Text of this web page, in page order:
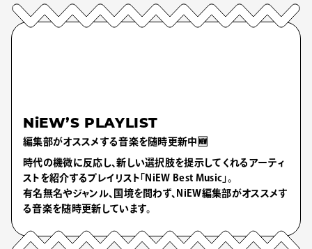
NiEW’S PLAYLIST
編集部がオススメする音楽を随時更新中🆕
時代の機微に反応し、新しい選択肢を提示してくれるアーティ
ストを紹介するプレイリスト「NiEW Best Music」。
有名無名やジャンル、国境を問わず、NiEW編集部がオススメす
る音楽を随時更新しています。